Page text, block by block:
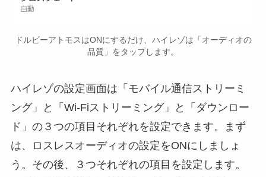
ドルビーアトモスはONにするだけ、ハイレゾは「オーディオの
品質」をタップします。
ハイレゾの設定画面は「モバイル通信ストリーミ
ング」と「Wi-Fiストリーミング」と「ダウンロー
ド」の３つの項目それぞれを設定できます。まず
は、ロスレスオーディオの設定をONにしましょ
う。その後、３つそれぞれの項目を設定します。